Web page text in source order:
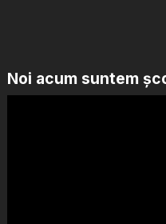
Noi acum suntem